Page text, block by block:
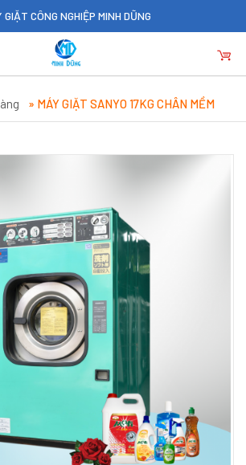
GIẶT CÔNG NGHIỆP MINH DŨNG
» MÁY GIẶT SANYO 17KG CHÂN MỀM